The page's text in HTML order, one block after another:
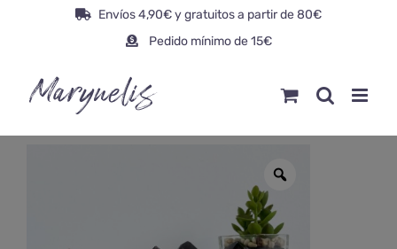
Envíos 4,90€ y gratuitos a partir de 80€
Pedido mínimo de 15€